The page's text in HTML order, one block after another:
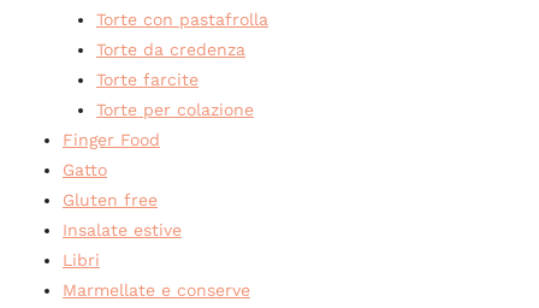
Torte con pastafrolla
Torte da credenza
Torte farcite
Torte per colazione
Finger Food
Gatto
Gluten free
Insalate estive
Libri
Marmellate e conserve